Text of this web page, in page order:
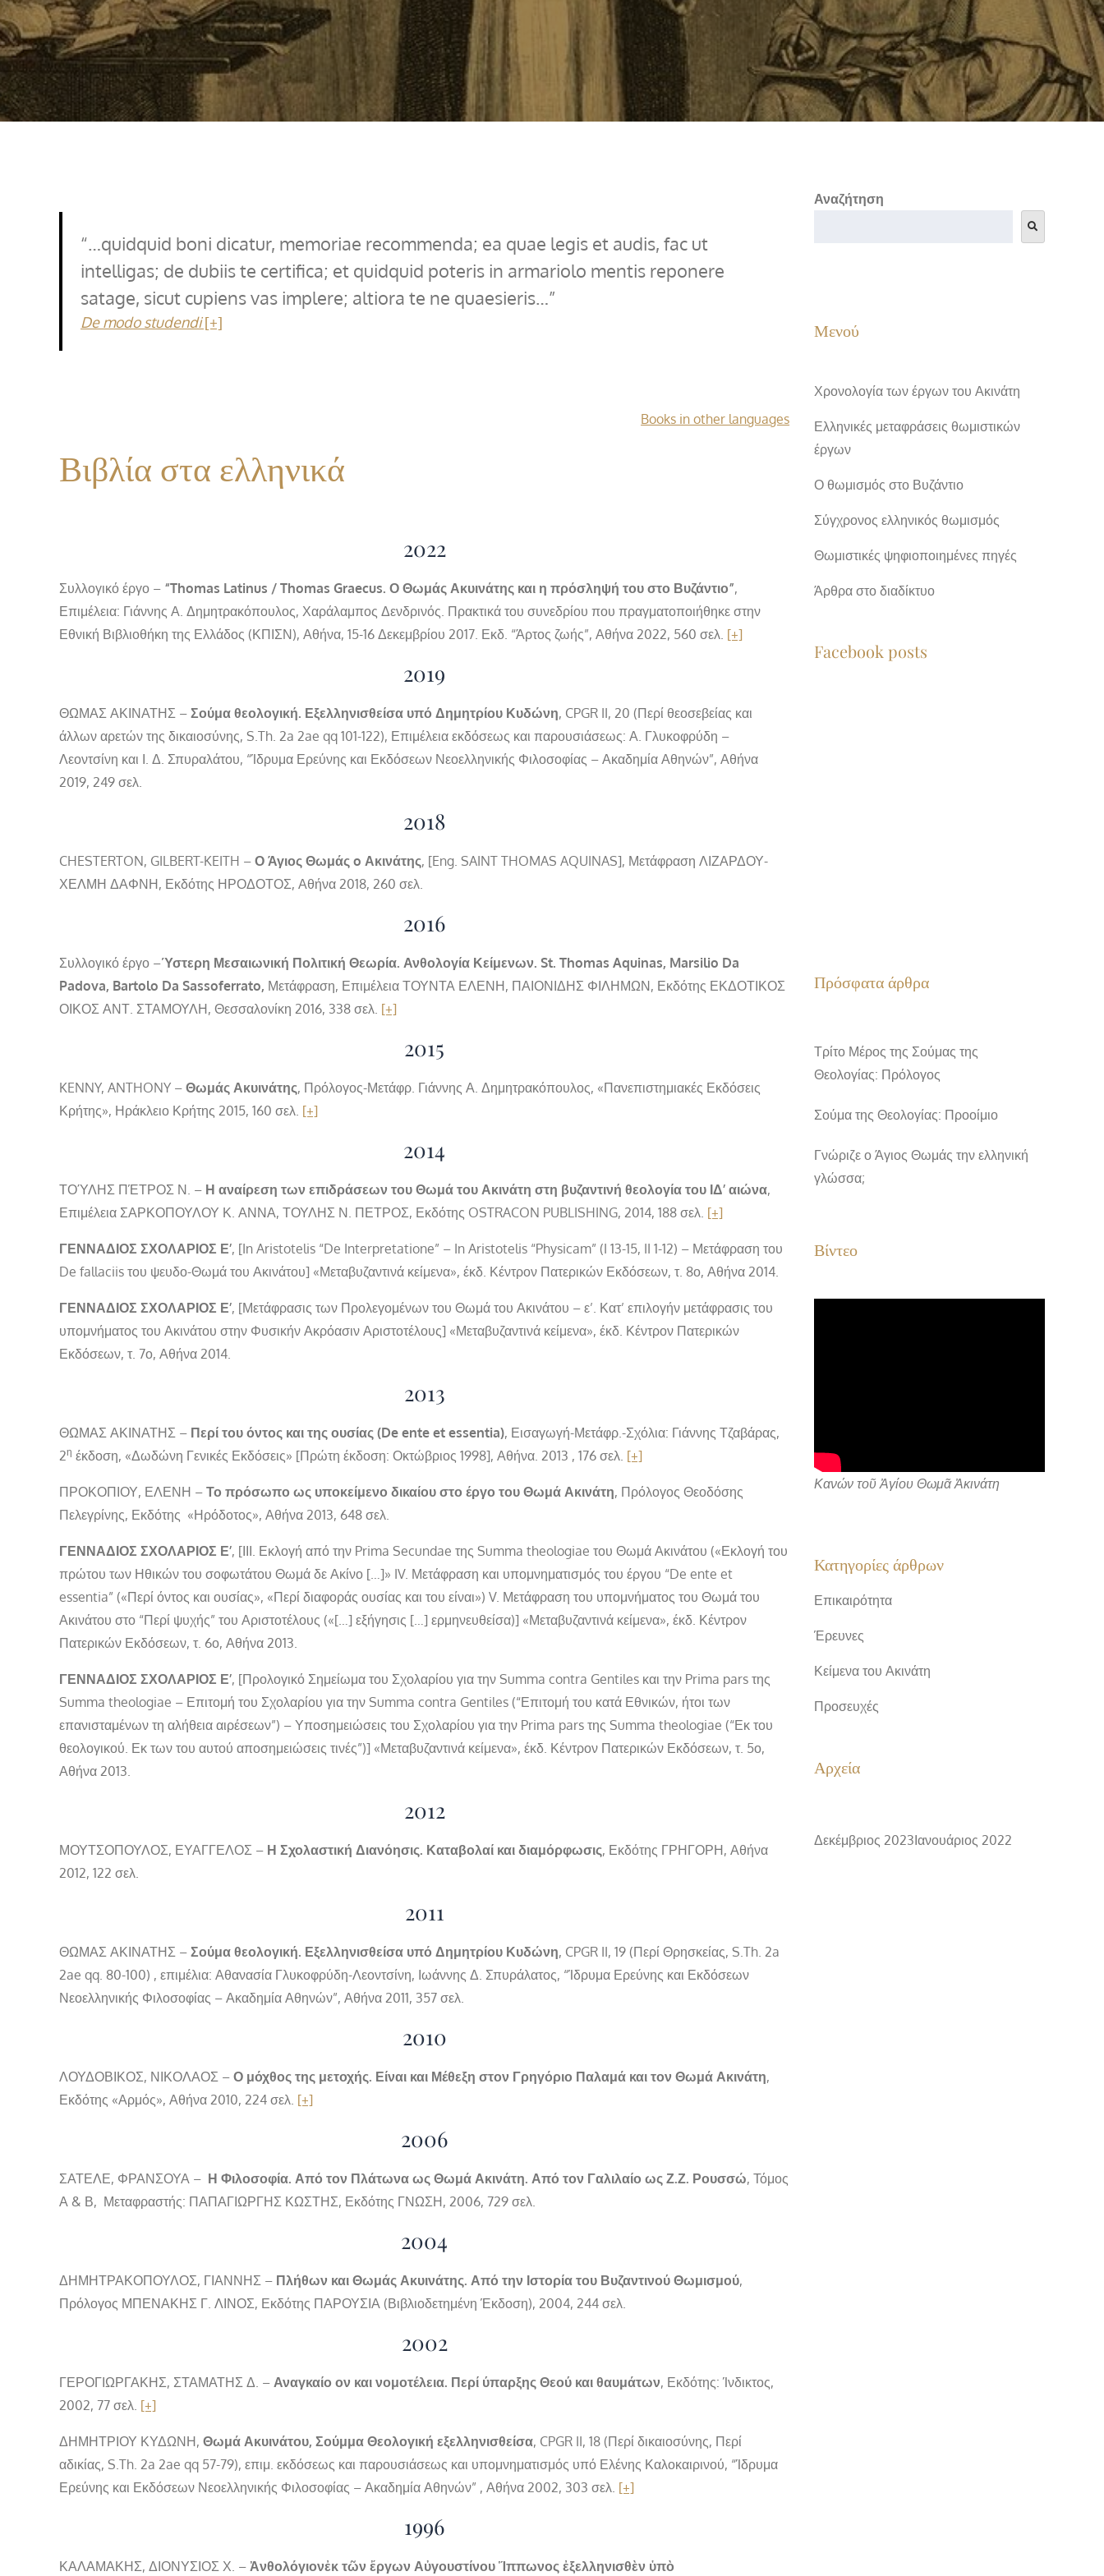
…quidquid boni dicatur, memoriae recommenda; ea quae legis et audis, fac ut
intelligas; de dubiis te certifica; et quidquid poteris in armariolo mentis reponere
satage, sicut cupiens vas implere; altiora te ne quaesieris…
De modo studendi[+]
Books in other languages
Βιβλία στα ελληνικά
2022
Συλλογικό έργο – “Thomas Latinus / Thomas Graecus. Ο Θωμάς Ακυινάτης και η πρόσληψή του στο Βυζάντιο”,
Επιμέλεια: Γιάννης Α. Δημητρακόπουλος, Χαράλαμπος Δενδρινός. Πρακτικά του συνεδρίου που πραγματοποιήθηκε στην
Εθνική Βιβλιοθήκη της Ελλάδος (ΚΠΙΣΝ), Αθήνα, 15-16 Δεκεμβρίου 2017. Εκδ. “Άρτος ζωής”, Αθήνα 2022, 560 σελ. [+]
2019
ΘΩΜΑΣ ΑΚΙΝΑΤΗΣ – Σούμα θεολογική. Εξελληνισθείσα υπό Δημητρίου Κυδώνη, CPGR II, 20 (Περί θεοσεβείας και
άλλων αρετών της δικαιοσύνης, S.Th. 2a 2ae qq 101-122), Επιμέλεια εκδόσεως και παρουσιάσεως: Α. Γλυκοφρύδη –
Λεοντσίνη και Ι. Δ. Σπυραλάτου, “Ίδρυμα Ερεύνης και Εκδόσεων Νεοελληνικής Φιλοσοφίας – Ακαδημία Αθηνών”, Αθήνα
2019, 249 σελ.
2018
CHESTERTON, GILBERT-KEITH – Ο Άγιος Θωμάς o Ακινάτης, [Eng. SAINT THOMAS AQUINAS], Μετάφραση ΛΙΖΑΡΔΟΥ-
ΧΕΛΜΗ ΔΑΦΝΗ, Εκδότης ΗΡΟΔΟΤΟΣ, Αθήνα 2018, 260 σελ.
2016
Συλλογικό έργο –Ύστερη Μεσαιωνική Πολιτική Θεωρία. Ανθολογία Κείμενων. St. Thomas Aquinas, Marsilio Da
Padova, Bartolo Da Sassoferrato, Μετάφραση, Επιμέλεια ΤΟΥΝΤΑ ΕΛΕΝΗ, ΠΑΙΟΝΙΔΗΣ ΦΙΛΗΜΩΝ, Εκδότης ΕΚΔΟΤΙΚΟΣ
ΟΙΚΟΣ ΑΝΤ. ΣΤΑΜΟΥΛΗ, Θεσσαλονίκη 2016, 338 σελ. [+]
2015
KENNY, ANTHONY – Θωμάς Ακυινάτης, Πρόλογος-Μετάφρ. Γιάννης Α. Δημητρακόπουλος, «Πανεπιστημιακές Εκδόσεις
Κρήτης», Ηράκλειο Κρήτης 2015, 160 σελ. [+]
2014
ΤΟΎΛΗΣ ΠΈΤΡΟΣ Ν. – Η αναίρεση των επιδράσεων του Θωμά του Ακινάτη στη βυζαντινή θεολογία του ΙΔ’ αιώνα,
Επιμέλεια ΣΑΡΚΟΠΟΥΛΟΥ Κ. ΑΝΝΑ, ΤΟΥΛΗΣ Ν. ΠΕΤΡΟΣ, Εκδότης OSTRACON PUBLISHING, 2014, 188 σελ. [+]
ΓΕΝΝΑΔΙΟΣ ΣΧΟΛΑΡΙΟΣ Ε’, [In Aristotelis “De Interpretatione” – In Aristotelis “Physicam” (I 13-15, II 1-12) – Μετάφραση του
De fallaciis του ψευδο-Θωμά του Ακινάτου] «Μεταβυζαντινά κείμενα», έκδ. Κέντρον Πατερικών Εκδόσεων, τ. 8ο, Αθήνα 2014.
ΓΕΝΝΑΔΙΟΣ ΣΧΟΛΑΡΙΟΣ Ε’, [Μετάφρασις των Προλεγομένων του Θωμά του Ακινάτου – ε’. Κατ’ επιλογήν μετάφρασις του
υπομνήματος του Ακινάτου στην Φυσικήν Ακρόασιν Αριστοτέλους] «Μεταβυζαντινά κείμενα», έκδ. Κέντρον Πατερικών
Εκδόσεων, τ. 7ο, Αθήνα 2014.
2013
ΘΩΜΑΣ ΑΚΙΝΑΤΗΣ – Περί του όντος και της ουσίας (De ente et essentia), Εισαγωγή-Μετάφρ.-Σχόλια: Γιάννης Τζαβάρας,
2η έκδοση, «Δωδώνη Γενικές Εκδόσεις» [Πρώτη έκδοση: Οκτώβριος 1998], Αθήνα. 2013 , 176 σελ. [+]
ΠΡΟΚΟΠΙΟΥ, ΕΛΕΝΗ – Το πρόσωπο ως υποκείμενο δικαίου στο έργο του Θωμά Ακινάτη, Πρόλογος Θεοδόσης
Πελεγρίνης, Εκδότης «Ηρόδοτος», Αθήνα 2013, 648 σελ.
ΓΕΝΝΑΔΙΟΣ ΣΧΟΛΑΡΙΟΣ Ε’, [ΙΙΙ. Εκλογή από την Prima Secundae της Summa theologiae του Θωμά Ακινάτου («Εκλογή του
πρώτου των Ηθικών του σοφωτάτου Θωμά δε Ακίνο […]» IV. Μετάφραση και υπομνηματισμός του έργου “De ente et
essentia” («Περί όντος και ουσίας», «Περί διαφοράς ουσίας και του είναι») V. Μετάφραση του υπομνήματος του Θωμά του
Ακινάτου στο “Περί ψυχής” του Αριστοτέλους («[…] εξήγησις […] ερμηνευθείσα)] «Μεταβυζαντινά κείμενα», έκδ. Κέντρον
Πατερικών Εκδόσεων, τ. 6ο, Αθήνα 2013.
ΓΕΝΝΑΔΙΟΣ ΣΧΟΛΑΡΙΟΣ Ε’, [Προλογικό Σημείωμα του Σχολαρίου για την Summa contra Gentiles και την Prima pars της
Summa theologiae – Επιτομή του Σχολαρίου για την Summa contra Gentiles (“Επιτομή του κατά Εθνικών, ήτοι των
επανισταμένων τη αλήθεια αιρέσεων”) – Υποσημειώσεις του Σχολαρίου για την Prima pars της Summa theologiae (“Εκ του
θεολογικού. Εκ των του αυτού αποσημειώσεις τινές”)] «Μεταβυζαντινά κείμενα», έκδ. Κέντρον Πατερικών Εκδόσεων, τ. 5ο,
Αθήνα 2013.
2012
ΜΟΥΤΣΟΠΟΥΛΟΣ, ΕΥΑΓΓΕΛΟΣ – Η Σχολαστική Διανόησις. Καταβολαί και διαμόρφωσις, Εκδότης ΓΡΗΓΟΡΗ, Αθήνα
2012, 122 σελ.
2011
ΘΩΜΑΣ ΑΚΙΝΑΤΗΣ – Σούμα θεολογική. Εξελληνισθείσα υπό Δημητρίου Κυδώνη, CPGR II, 19 (Περί Θρησκείας, S.Th. 2a
2ae qq. 80-100) , επιμέλια: Αθανασία Γλυκοφρύδη-Λεοντσίνη, Ιωάννης Δ. Σπυράλατος, “Ίδρυμα Ερεύνης και Εκδόσεων
Νεοελληνικής Φιλοσοφίας – Ακαδημία Αθηνών”, Αθήνα 2011, 357 σελ.
2010
ΛΟΥΔΟΒΙΚΟΣ, ΝΙΚΟΛΑΟΣ – Ο μόχθος της μετοχής. Είναι και Μέθεξη στον Γρηγόριο Παλαμά και τον Θωμά Ακινάτη,
Εκδότης «Αρμός», Αθήνα 2010, 224 σελ. [+]
2006
ΣΑΤΕΛΕ, ΦΡΑΝΣΟΥΑ – Η Φιλοσοφία. Από τον Πλάτωνα ως Θωμά Ακινάτη. Από τον Γαλιλαίο ως Ζ.Ζ. Ρουσσώ, Τόμος
Α & Β, Μεταφραστής: ΠΑΠΑΓΙΩΡΓΗΣ ΚΩΣΤΗΣ, Εκδότης ΓΝΩΣΗ, 2006, 729 σελ.
2004
ΔΗΜΗΤΡΑΚΟΠΟΥΛΟΣ, ΓΙΑΝΝΗΣ – Πλήθων και Θωμάς Ακυινάτης. Από την Ιστορία του Βυζαντινού Θωμισμού,
Πρόλογος ΜΠΕΝΑΚΗΣ Γ. ΛΙΝΟΣ, Εκδότης ΠΑΡΟΥΣΙΑ (Βιβλιοδετημένη Έκδοση), 2004, 244 σελ.
2002
ΓΕΡΟΓΙΩΡΓΑΚΗΣ, ΣΤΑΜΑΤΗΣ Δ. – Αναγκαίο ον και νομοτέλεια. Περί ύπαρξης Θεού και θαυμάτων, Εκδότης: Ίνδικτος,
2002, 77 σελ. [+]
ΔΗΜΗΤΡΙΟΥ ΚΥΔΩΝΗ, Θωμά Ακυινάτου, Σούμμα Θεολογική εξελληνισθείσα, CPGR II, 18 (Περί δικαιοσύνης, Περί
αδικίας, S.Th. 2a 2ae qq 57-79), επιμ. εκδόσεως και παρουσιάσεως και υπομνηματισμός υπό Ελένης Καλοκαιρινού, “Ίδρυμα
Ερεύνης και Εκδόσεων Νεοελληνικής Φιλοσοφίας – Ακαδημία Αθηνών” , Αθήνα 2002, 303 σελ. [+]
1996
ΚΑΛΑΜΑΚΗΣ, ΔΙΟΝΥΣΙΟΣ Χ. – Ἀνθολόγιονἐκ τῶν ἔργων Αὐγουστίνου Ἵππωνος ἐξελληνισθὲν ὑπὸ
Αναζήτηση
Μενού
Χρονολογία των έργων του Ακινάτη
Ελληνικές μεταφράσεις θωμιστικών
έργων
Ο θωμισμός στο Βυζάντιο
Σύγχρονος ελληνικός θωμισμός
Θωμιστικές ψηφιοποιημένες πηγές
Άρθρα στο διαδίκτυο
Facebook posts
Πρόσφατα άρθρα
Τρίτο Μέρος της Σούμας της
Θεολογίας: Πρόλογος
Σούμα της Θεολογίας: Προοίμιο
Γνώριζε ο Άγιος Θωμάς την ελληνική
γλώσσα;
Βίντεο
Κανών τοῦ Ἀγίου Θωμᾶ Ἀκινάτη
Κατηγορίες άρθρων
Επικαιρότητα
Έρευνες
Κείμενα του Ακινάτη
Προσευχές
Αρχεία
Δεκέμβριος 2023Ιανουάριος 2022